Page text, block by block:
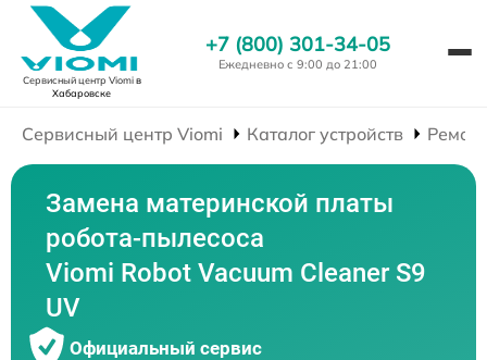
Сервисный центр Viomiв
Хабаровске
+7 (800) 301-34-05
Ежедневно с 9:00 до 21:00
Сервисный центр Viomi Каталог устройств
Замена материнской платы
робота-пылесоса
Viomi Robot Vacuum Cleaner S9
UV
Официальный сервис